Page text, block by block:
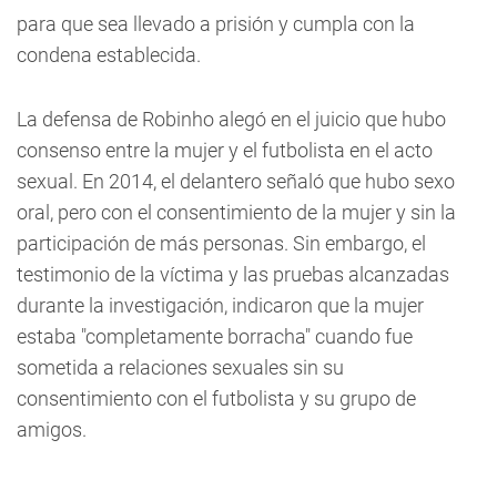
para que sea llevado a prisión y cumpla con la
condena establecida.
La defensa de Robinho alegó en el juicio que hubo
consenso entre la mujer y el futbolista en el acto
sexual. En 2014, el delantero señaló que hubo sexo
oral, pero con el consentimiento de la mujer y sin la
participación de más personas. Sin embargo, el
testimonio de la víctima y las pruebas alcanzadas
durante la investigación, indicaron que la mujer
estaba "completamente borracha" cuando fue
sometida a relaciones sexuales sin su
consentimiento con el futbolista y su grupo de
amigos.